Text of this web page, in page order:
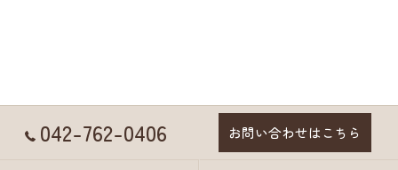
042-762-0406 お問い合わせはこちら